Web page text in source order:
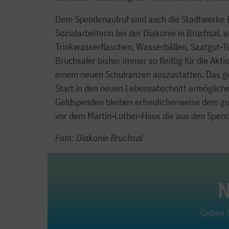
Dem Spendenaufruf sind auch die
Sozialarbeiterin bei der Diakonie in Bruchsal,
Trinkwasserflaschen, Wasserbällen, Saatgut-
Bruchsaler bisher immer so fleißig für die
einem neuen Schulranzen auszustatten. Das
Start in den neuen Lebensabschnitt
Geldspenden bleiben erfreulicherweise dem
vor dem Martin-Luther-Haus die aus den
Foto: Diakonie Bruchsal
Geben